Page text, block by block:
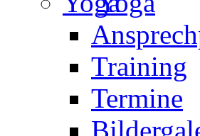
Training
Termine